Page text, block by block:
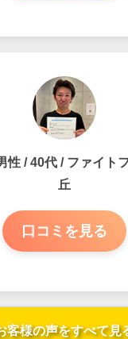
性 / 40代 / ファイト
丘
口コミを見る
客様の声をすべて見